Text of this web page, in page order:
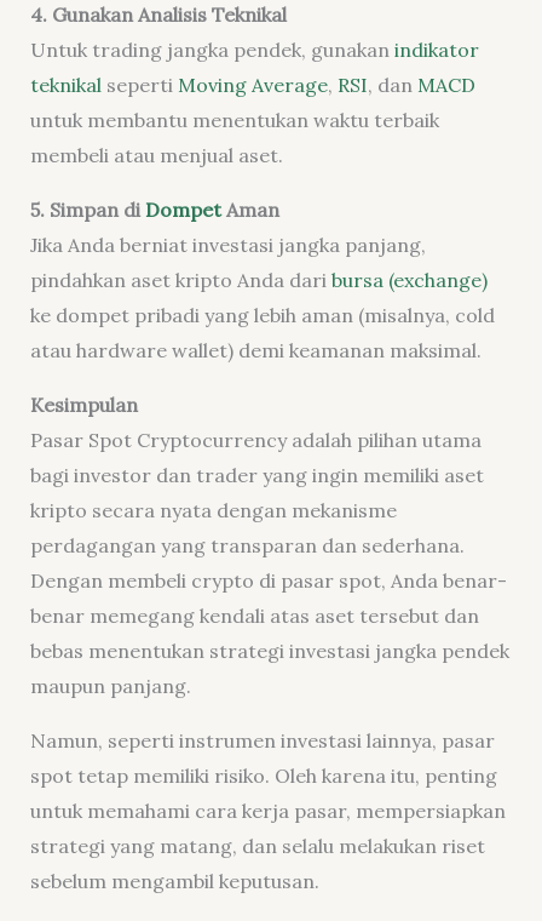
4. Gunakan Analisis Teknikal
Untuk trading jangka pendek, gunakan indikator
teknikal seperti Moving Average, RSI, dan MACD
untuk membantu menentukan waktu terbaik
membeli atau menjual aset.
5. Simpan di DompetAman
Jika Anda berniat investasi jangka panjang,
pindahkan aset kripto Anda dari bursa (exchange)
ke dompet pribadi yang lebih aman (misalnya, cold
atau hardware wallet) demi keamanan maksimal.
Kesimpulan
Pasar Spot Cryptocurrency adalah pilihan utama
bagi investor dan trader yang ingin memiliki aset
kripto secara nyata dengan mekanisme
perdagangan yang transparan dan sederhana.
Dengan membeli crypto di pasar spot, Anda benar-
benar memegang kendali atas aset tersebut dan
bebas menentukan strategi investasi jangka pendek
maupun panjang.
Namun, seperti instrumen investasi lainnya, pasar
spot tetap memiliki risiko. Oleh karena itu, penting
untuk memahami cara kerja pasar, mempersiapkan
strategi yang matang, dan selalu melakukan riset
sebelum mengambil keputusan.